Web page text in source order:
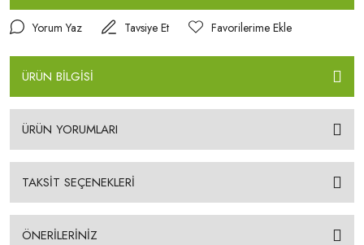
Yorum Yaz Tavsiye Et
ÜRÜN BİLGİSİ
ÜRÜN YORUMLARI
TAKSİT SEÇENEKLERİ
ÖNERİLERİNİZ